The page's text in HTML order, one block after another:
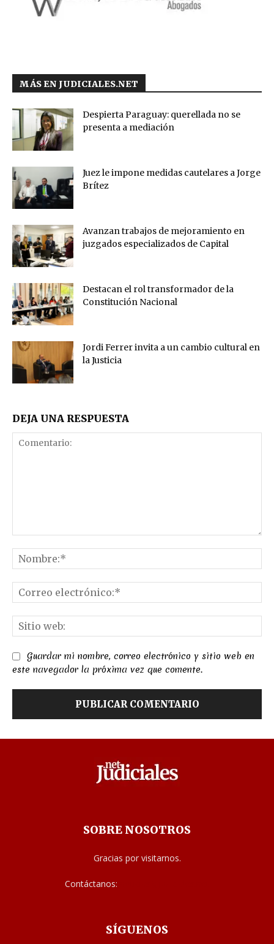
MÁS EN JUDICIALES.NET
Despierta Paraguay: querellada no se
presenta a mediación
Juez le impone medidas cautelares a Jorge
Brítez
Avanzan trabajos de mejoramiento en
juzgados especializados de Capital
Destacan el rol transformador de la
Constitución Nacional
Jordi Ferrer invita a un cambio cultural en
la Justicia
DEJA UNA RESPUESTA
Guardar mi nombre, correo electrónico y sitio web en
este navegador la próxima vez que comente.
SOBRE NOSOTROS
Gracias por visitarnos.
Contáctanos:
SÍGUENOS